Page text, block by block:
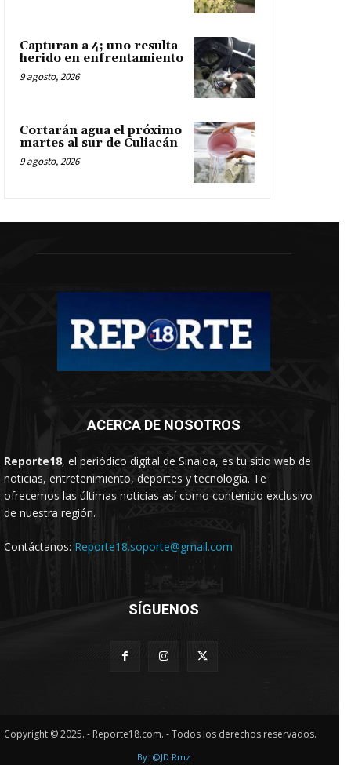
Capturan a 4; uno resulta
herido en enfrentamiento
9 agosto, 2026
Cortarán agua el próximo
martes al sur de Culiacán
9 agosto, 2026
ACERCA DE NOSOTROS
Reporte18, el periódico digital de Sinaloa, es tu sitio web de
noticias, entretenimiento, deportes y tecnología. Te
ofrecemos las últimas noticias así como contenido exclusivo
de nuestra región.
Contáctanos: Reporte18.soporte@gmail.com
SÍGUENOS
Copyright © 2025. - Reporte18.com. - Todos los derechos reservados.
By: @JD Rmz